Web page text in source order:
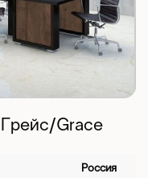
Grace
Россия